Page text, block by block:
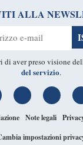
ALLA
aver preso visione
del servizio.
Note legali
impostazioni